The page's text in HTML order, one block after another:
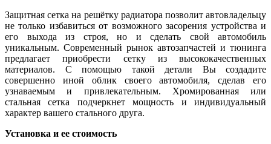
Защитная сетка на решётку радиатора позволит автовладельцу
не только избавиться от возможного засорения устройства и
его выхода из строя, но и сделать свой автомобиль
уникальным. Современный рынок автозапчастей и тюнинга
предлагает приобрести сетку из высококачественных
материалов. С помощью такой детали Вы создадите
совершенно иной облик своего автомобиля, сделав его
узнаваемым и привлекательным. Хромированная или
стальная сетка подчеркнет мощность и индивидуальный
характер вашего стального друга.
Установка и ее стоимость